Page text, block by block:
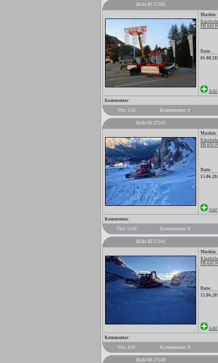
Bilde ID 27595
Maskin:
PB 600
Dato:
Add
Kommentar:
Vist: 518
Kommentarer: 0
Bilde ID 27542
Maskin:
PB 600
Dato:
Add
Kommentar:
Vist: 1110
Kommentarer: 0
Bilde ID 27541
Maskin:
PB 600
Dato:
Add
Kommentar:
Vist: 819
Kommentarer: 0
Bilde ID 27540